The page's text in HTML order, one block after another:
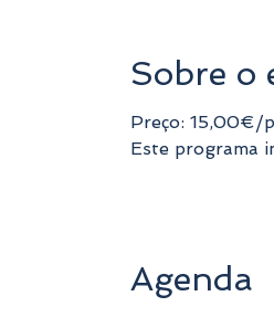
Sobre o
Preço: 15,00€/
Este programa
Agenda